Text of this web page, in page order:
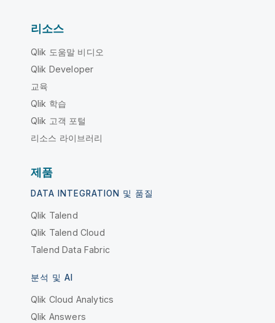
리소스
Qlik 도움말 비디오
Qlik Developer
교육
Qlik 학습
Qlik 고객 포털
리소스 라이브러리
제품
DATA INTEGRATION 및 품질
Qlik Talend
Qlik Talend Cloud
Talend Data Fabric
분석 및 AI
Qlik Cloud Analytics
Qlik Answers